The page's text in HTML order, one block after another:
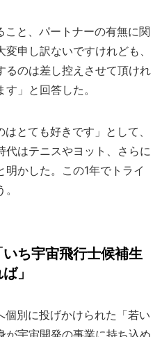
と、パートナーの有無に関
申し訳ないですけれども、
るのは差し控えさせて頂けれ
」と回答した。
とても好きです」として、
代はテニスやヨット、さらに
かした。この1年でトライ
いち宇宙飛行士候補生
」
別に投げかけられた「若い
が宇宙開発の事業に持ち込め